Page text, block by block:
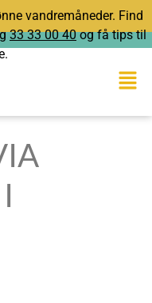
vandremåneder. Find
33 33 00 40 og få tips til